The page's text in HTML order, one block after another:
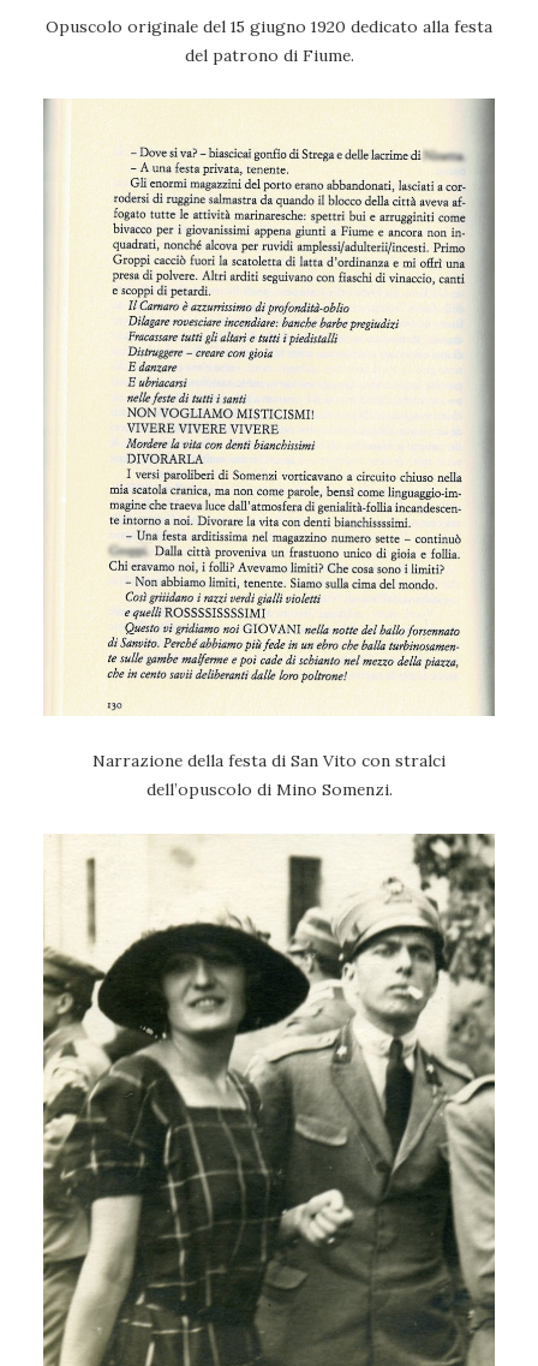
Opuscolo originale del 15 giugno 1920 dedicato alla festa
del patrono di Fiume.
Narrazione della festa di San Vito con stralci
dell’opuscolo di Mino Somenzi.